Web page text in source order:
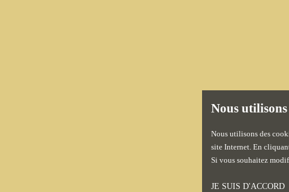
Nous utilisons
Nous utilisons des
site Internet. En
Si vous souhaitez
JE SUIS D'ACCORD